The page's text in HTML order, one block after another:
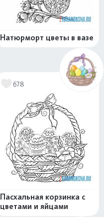
Натюрморт цветы в вазе
678
Пасхальная корзинка с
цветами и яйцами